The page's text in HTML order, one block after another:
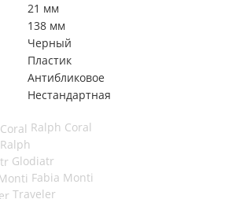
21 мм
138 мм
Черный
Пластик
Антибликовое
Нестандартная
Ralph Coral
Ralph
Glodiatr
Fabia Monti
Traveler